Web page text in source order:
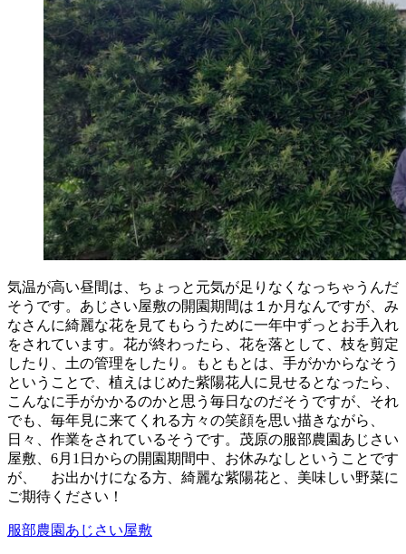
気温が高い昼間は、ちょっと元気が足りなくなっちゃうんだ
そうです。あじさい屋敷の開園期間は１か月なんですが、み
なさんに綺麗な花を見てもらうために一年中ずっとお手入れ
をされています。花が終わったら、花を落として、枝を剪定
したり、土の管理をしたり。もともとは、手がかからなそう
ということで、植えはじめた紫陽花人に見せるとなったら、
こんなに手がかかるのかと思う毎日なのだそうですが、それ
でも、毎年見に来てくれる方々の笑顔を思い描きながら、
日々、作業をされているそうです。茂原の服部農園あじさい
屋敷、6月1日からの開園期間中、お休みなしということです
が、 お出かけになる方、綺麗な紫陽花と、美味しい野菜に
ご期待ください！
服部農園あじさい屋敷